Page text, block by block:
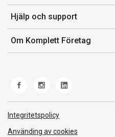
Orderhistorik
Fakturor & Kvitton
Inköpslistor
Försäljningsvillkor
Villkor för Komplett Företag Plus
Felsökning & guider
Hjälp och support
Kontakta oss
Kundservice
Frakt och leverans
Om Komplett Företag
Integritetspolicy
Använding av cookies